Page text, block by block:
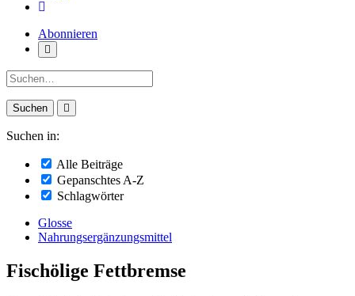
Abonnieren
Suche:
Suchen in:
Alle Beiträge
Gepanschtes A-Z
Schlagwörter
Glosse
Nahrungsergänzungsmittel
Fischölige Fettbremse